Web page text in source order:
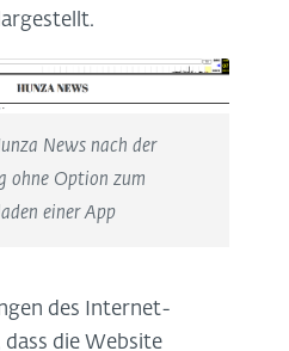
News nach der
ohne Option zum
einer App
des Internet-
die Website